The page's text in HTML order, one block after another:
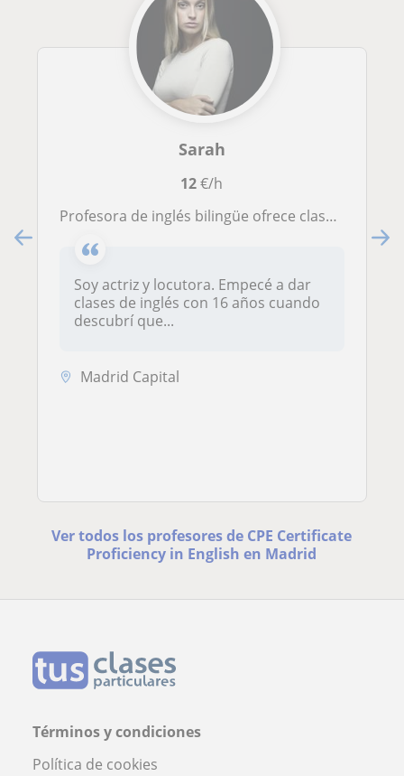
Sarah
12€/h
Profesora de inglés bilingüe ofrece clases de conversación y teoría tanto a adultos como a niños
Soy actriz y locutora. Empecé a dar
clases de inglés con 16 años cuando
descubrí que...
Madrid Capital
Ver todos los profesores de CPE Certificate
Proficiency in English en Madrid
Términos y condiciones
Política de cookies